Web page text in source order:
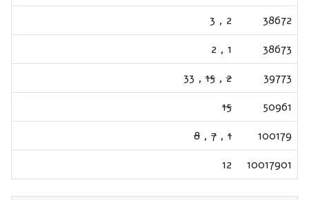
38672
2
,
3
38673
1
,
2
39773
2
,
15
,
33
50961
15
100179
1
,
7
,
8
10017901
12